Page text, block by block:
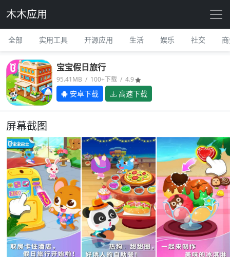
木木应用
全部 实用工具 开源应用 生活 娱乐 社交
宝宝假日旅行
95.41MB / 100+下载 / 4.9
安卓下载 高速下载
屏幕截图